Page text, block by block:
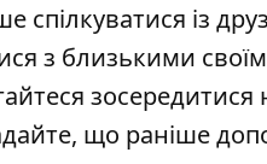
спілкуватися із
з близькими
що раніше